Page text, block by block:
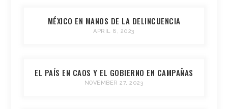
MÉXICO EN MANOS DE LA DELINCUENCIA
APRIL 8, 2023
EL PAÍS EN CAOS Y EL GOBIERNO EN CAMPAÑAS
NOVEMBER 27, 2023